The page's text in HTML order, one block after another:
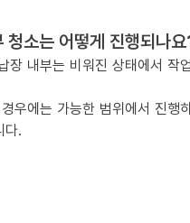
청소는 어떻게 진행되나
장 내부는 비워진 상태에서 작
우에는 가능한 범위에서 진행
다.